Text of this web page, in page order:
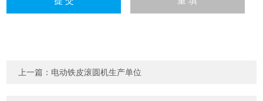
上一篇： 电动铁皮滚圆机生产单位